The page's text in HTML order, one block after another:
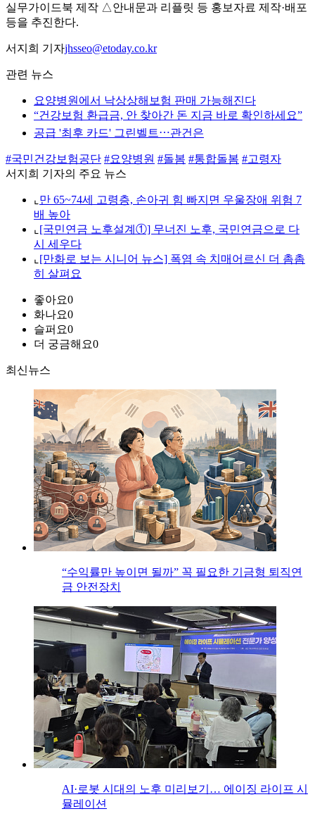
실무가이드북 제작 △안내문과 리플릿 등 홍보자료 제작·배포
등을 추진한다.
서지희 기자jhsseo@etoday.co.kr
관련 뉴스
요양병원에서 낙상상해보험 판매 가능해진다
“건강보험 환급금, 안 찾아간 돈 지금 바로 확인하세요”
공급 '최후 카드' 그린벨트⋯관건은
#국민건강보험공단 #요양병원 #돌봄 #통합돌봄 #고령자
서지희 기자의 주요 뉴스
⌞ 만 65~74세 고령층, 손아귀 힘 빠지면 우울장애 위험 7
배 높아
⌞ [국민연금 노후설계①] 무너진 노후, 국민연금으로 다
시 세우다
⌞ [만화로 보는 시니어 뉴스] 폭염 속 치매어르신 더 촘촘
히 살펴요
좋아요0
화나요0
슬퍼요0
더 궁금해요0
최신뉴스
“수익률만 높이면 될까” 꼭 필요한 기금형 퇴직연
금 안전장치
AI·로봇 시대의 노후 미리보기… 에이징 라이프 시
뮬레이션